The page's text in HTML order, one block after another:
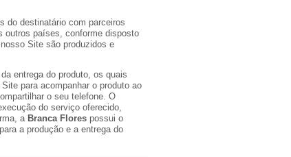
do destinatário com parceiros
outros países, conforme disposto
Site são produzidos e
entrega do produto, os quais
para acompanhar o produto ao
o seu telefone. O
do serviço oferecido,
a Branca Flores possui o
a produção e a entrega do